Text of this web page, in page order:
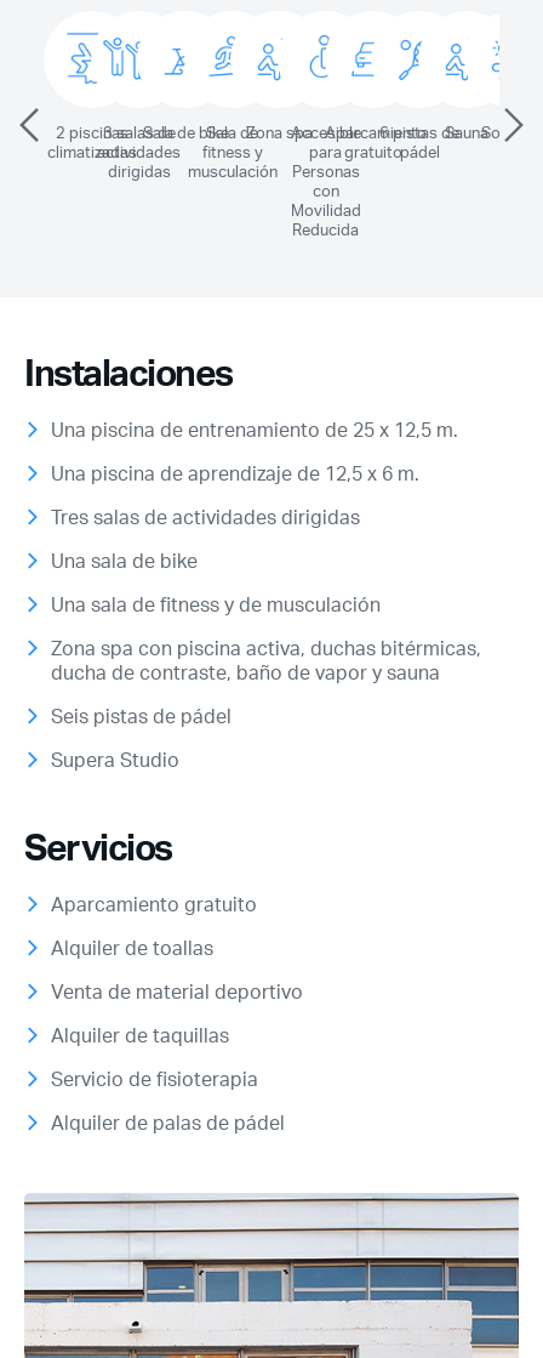
Acceso socios
2 piscinas
climatizadas
3 salas de
actividades
dirigidas
Sala de bikeSala de
fitness y
musculación
Zona spaAccesible
para
Personas
con
Movilidad
Reducida
Aparcamiento
gratuito
6 pistas de
pádel
Sauna
Instalaciones
Una piscina de entrenamiento de 25 x 12,5 m.
Una piscina de aprendizaje de 12,5 x 6 m.
Tres salas de actividades dirigidas
Una sala de bike
Una sala de fitness y de musculación
Zona spa con piscina activa, duchas bitérmicas,
ducha de contraste, baño de vapor y sauna
Seis pistas de pádel
Supera Studio
Servicios
Aparcamiento gratuito
Alquiler de toallas
Venta de material deportivo
Alquiler de taquillas
Servicio de fisioterapia
Alquiler de palas de pádel